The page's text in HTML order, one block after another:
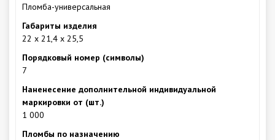
Пломба-универсальная
Габариты изделия
22 х 21,4 х 25,5
Порядковый номер (символы)
7
Наненесение дополнительной индивидуальной
маркировки от (шт.)
1 000
Пломбы по назначению